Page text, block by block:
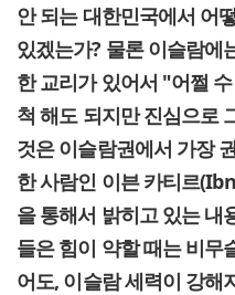
안 되는 대한민국에서 어
있겠는가? 물론 이슬람에
한 교리가 있어서 "어쩔
척 해도 되지만 진심으로
것은 이슬람권에서 가장
한 사람인 이븐 카티르
을 통해서 밝히고 있는 내
들은 힘이 약할 때는 비무
어도, 이슬람 세력이 강해